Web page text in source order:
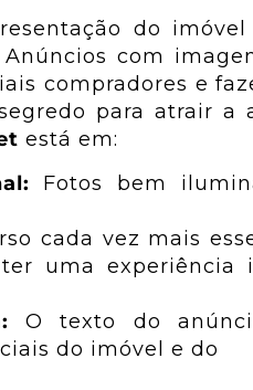
do
com
compradores e
para atrair
está em:
Fotos bem
cada vez mais
uma experiência
O texto do
do imóvel e do